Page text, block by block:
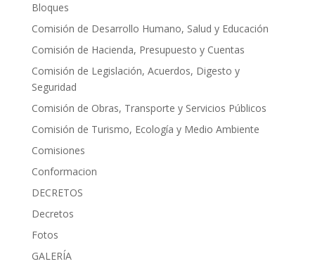
Bloques
Comisión de Desarrollo Humano, Salud y Educación
Comisión de Hacienda, Presupuesto y Cuentas
Comisión de Legislación, Acuerdos, Digesto y
Seguridad
Comisión de Obras, Transporte y Servicios Públicos
Comisión de Turismo, Ecología y Medio Ambiente
Comisiones
Conformacion
DECRETOS
Decretos
Fotos
GALERÍA